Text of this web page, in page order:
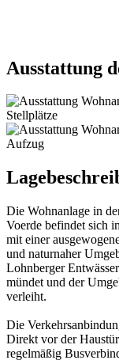
Ausstattung
Stellplätze
Aufzug
Die Wohnanlage in
Voerde befindet sich
mit einer
und naturnaher
Lohnberger
mündet und der
verleiht.
Die
Direkt vor der
regelmäßig